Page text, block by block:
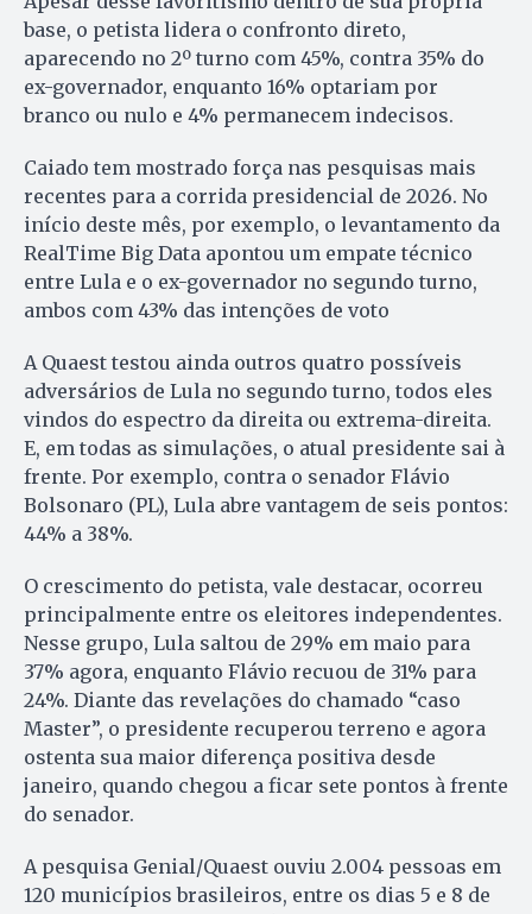
base, o petista lidera o confronto direto,
aparecendo no 2º turno com 45%, contra 35% do
ex-governador, enquanto 16% optariam por
branco ou nulo e 4% permanecem indecisos.
Caiado tem mostrado força nas pesquisas mais
recentes para a corrida presidencial de 2026. No
início deste mês, por exemplo, o levantamento da
RealTime Big Data apontou um empate técnico
entre Lula e o ex-governador no segundo turno,
ambos com 43% das intenções de voto
A Quaest testou ainda outros quatro possíveis
adversários de Lula no segundo turno, todos eles
vindos do espectro da direita ou extrema-direita.
E, em todas as simulações, o atual presidente sai à
frente. Por exemplo, contra o senador Flávio
Bolsonaro (PL), Lula abre vantagem de seis pontos:
44% a 38%.
O crescimento do petista, vale destacar, ocorreu
principalmente entre os eleitores independentes.
Nesse grupo, Lula saltou de 29% em maio para
37% agora, enquanto Flávio recuou de 31% para
24%. Diante das revelações do chamado “caso
Master”, o presidente recuperou terreno e agora
ostenta sua maior diferença positiva desde
janeiro, quando chegou a ficar sete pontos à frente
do senador.
A pesquisa Genial/Quaest ouviu 2.004 pessoas em
120 municípios brasileiros, entre os dias 5 e 8 de